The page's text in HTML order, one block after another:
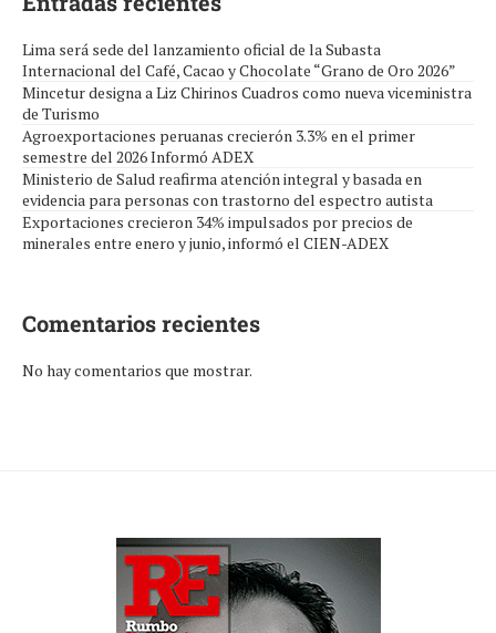
Lima será sede del lanzamiento oficial de la Subasta
Internacional del Café, Cacao y Chocolate “Grano de Oro 2026”
Mincetur designa a Liz Chirinos Cuadros como nueva viceministra
de Turismo
Agroexportaciones peruanas crecierón 3.3% en el primer
semestre del 2026 Informó ADEX
Ministerio de Salud reafirma atención integral y basada en
evidencia para personas con trastorno del espectro autista
Exportaciones crecieron 34% impulsados por precios de
minerales entre enero y junio, informó el CIEN-ADEX
Comentarios recientes
No hay comentarios que mostrar.